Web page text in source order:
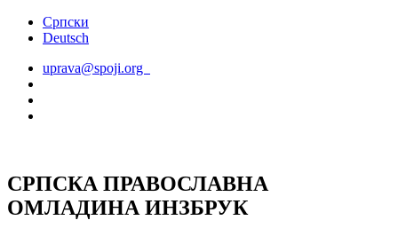
СкочитеСрпски
Deutsch
uprava@spoji.org
СРПСКА ПРАВОСЛАВНА
ОМЛАДИНА ИНЗБРУК